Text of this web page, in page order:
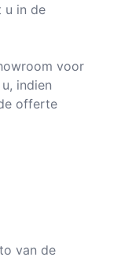
u in de
voor
indien
offerte
van de